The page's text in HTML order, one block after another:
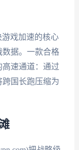
戏加速的核心
据。一款合格
速通道：通过
国长跑压缩为